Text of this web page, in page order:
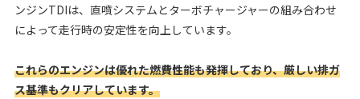
ンジンTDIは、直噴システムとターボチャージャーの組み合わせ
によって走行時の安定性を向上しています。
これらのエンジンは優れた燃費性能も発揮しており、厳しい排ガ
ス基準もクリアしています。